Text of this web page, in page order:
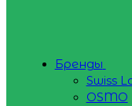
Бренды
Swiss
OSMO